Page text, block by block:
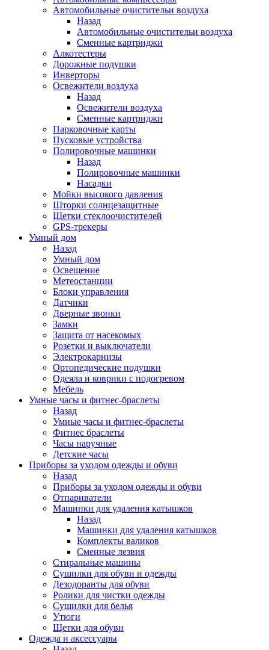
Автомобильные очистительи воздуха
Назад
Автомобильные очистительи воздуха
Сменные картриджи
Алкотестеры
Дорожные подушки
Инверторы
Освежители воздуха
Назад
Освежители воздуха
Сменные картриджи
Парковочные карты
Пусковые устройства
Полировочные машинки
Назад
Полировочные машинки
Насадки
Мойки высокого давления
Шторки солнцезащитные
Щетки стеклоочистителей
GPS-трекеры
Умный дом
Назад
Умный дом
Освещение
Метеостанции
Блоки управления
Датчики
Дверные звонки
Замки
Защита от насекомых
Розетки и выключатели
Электрокарнизы
Ортопедические подушки
Одеяла и коврики с подогревом
Мебель
Умные часы и фитнес-браслеты
Назад
Умные часы и фитнес-браслеты
Фитнес браслеты
Часы наручные
Детские часы
Приборы за уходом одежды и обуви
Назад
Приборы за уходом одежды и обуви
Отпариватели
Машинки для удаления катышков
Назад
Машинки для удаления катышков
Комплекты валиков
Сменные лезвия
Стиральные машины
Сушилки для обуви и одежды
Дезодоранты для обуви
Ролики для чистки одежды
Сушилки для белья
Утюги
Щетки для обуви
Одежда и аксессуары